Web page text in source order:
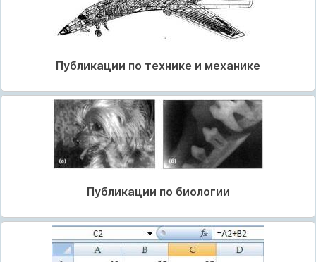
Публикации по технике и механике
Публикации по биологии